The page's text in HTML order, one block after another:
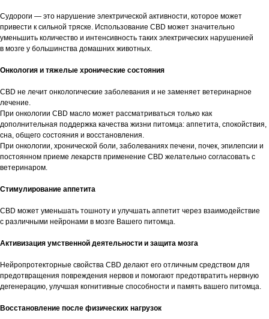
Судороги — это нарушение электрической активности, которое может
привести к сильной тряске. Использование CBD может значительно
уменьшить количество и интенсивность таких электрических нарушенией
в мозге у большинства домашних животных.
Онкология и тяжелые хронические состояния
CBD не лечит онкологические заболевания и не заменяет ветеринарное
лечение.
При онкологии CBD масло может рассматриваться только как
дополнительная поддержка качества жизни питомца: аппетита, спокойствия,
сна, общего состояния и восстановления.
При онкологии, хронической боли, заболеваниях печени, почек, эпилепсии и
постоянном приеме лекарств применение CBD желательно согласовать с
ветеринаром.
Стимулирование аппетита
CBD может уменьшать тошноту и улучшать аппетит через взаимодействие
с различными нейронами в мозге Вашего питомца.
Активизация умственной деятельности и защита мозга
Нейропротекторные свойства CBD делают его отличным средством для
предотвращения повреждения нервов и помогают предотвратить нервную
дегенерацию, улучшая когнитивные способности и память вашего питомца.
Восстановление после физических нагрузок